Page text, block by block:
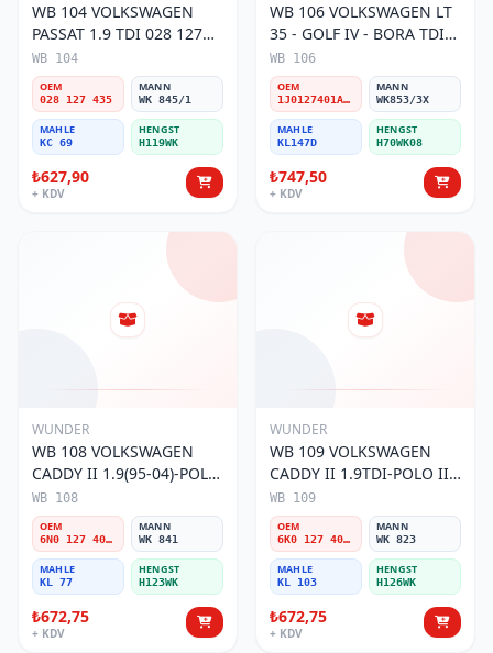
WB 104 VOLKSWAGEN
PASSAT 1.9 TDI 028 127
435 Yakıt/Mazot Filtresi
WB 104
OEM
028 127 435
MANN
WK 845/1
MAHLE
KC 69
HENGST
H119WK
₺627,90
+ KDV
WB 106 VOLKSWAGEN LT
35 - GOLF IV - BORA TDI
1J0 127 401 Yakıt/Mazot
Filtresi
WB 106
OEM
1J0127401A/2D0127399/1J0127399A
MANN
WK853/3X
MAHLE
KL147D
HENGST
H70WK08
₺747,50
+ KDV
WUNDER
WB 108 VOLKSWAGEN
CADDY II 1.9(95-04)-POLO
III 1.9TDI 6N0 127 401 C
Yakıt/Mazot Filtresi
WB 108
OEM
6N0 127 401 C
MANN
WK 841
MAHLE
KL 77
HENGST
H123WK
₺672,75
+ KDV
WUNDER
WB 109 VOLKSWAGEN
CADDY II 1.9TDI-POLO III
1.9TDI 6K0 127 401 G
Yakıt/Mazot Filtresi
WB 109
OEM
6K0 127 401 G
MANN
WK 823
MAHLE
KL 103
HENGST
H126WK
₺672,75
+ KDV